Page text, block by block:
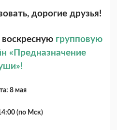
дорогие друзья!
групповую
«Предназначение
8 мая
(по Мск)